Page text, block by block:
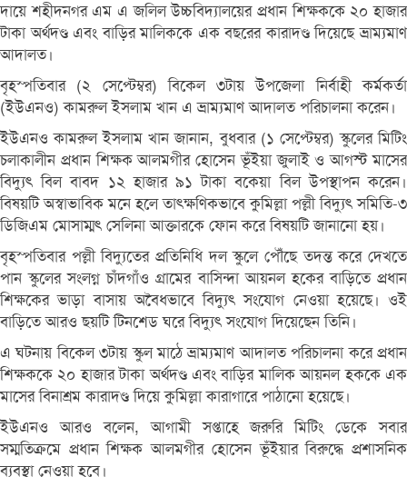
দায়ে শহীদনগর এম এ জলিল উচ্চবিদ্যালয়ের প্রধান শিক্ষককে ২০ হাজার
টাকা অর্থদণ্ড এবং বাড়ির মালিককে এক বছরের কারাদণ্ড দিয়েছে ভ্রাম্যমাণ
আদালত।
বৃহস্পতিবার (২ সেপ্টেম্বর) বিকেল ৩টায় উপজেলা নির্বাহী কর্মকর্তা
(ইউএনও) কামরুল ইসলাম খান এ ভ্রাম্যমাণ আদালত পরিচালনা করেন।
ইউএনও কামরুল ইসলাম খান জানান, বুধবার (১ সেপ্টেম্বর) স্কুলের মিটিং
চলাকালীন প্রধান শিক্ষক আলমগীর হোসেন ভূঁইয়া জুলাই ও আগস্ট মাসের
বিদ্যুৎ বিল বাবদ ১২ হাজার ৯১ টাকা বকেয়া বিল উপস্থাপন করেন।
বিষয়টি অস্বাভাবিক মনে হলে তাৎক্ষণিকভাবে কুমিল্লা পল্লী বিদ্যুৎ সমিতি-৩
ডিজিএম মোসাম্মৎ সেলিনা আক্তারকে ফোন করে বিষয়টি জানানো হয়।
বৃহস্পতিবার পল্লী বিদ্যুতের প্রতিনিধি দল স্কুলে পৌঁছে তদন্ত করে দেখতে
পান স্কুলের সংলগ্ন চাঁদগাঁও গ্রামের বাসিন্দা আয়নল হকের বাড়িতে প্রধান
শিক্ষকের ভাড়া বাসায় অবৈধভাবে বিদ্যুৎ সংযোগ নেওয়া হয়েছে। ওই
বাড়িতে আরও ছয়টি টিনশেড ঘরে বিদ্যুৎ সংযোগ দিয়েছেন তিনি।
এ ঘটনায় বিকেল ৩টায় স্কুল মাঠে ভ্রাম্যমাণ আদালত পরিচালনা করে প্রধান
শিক্ষককে ২০ হাজার টাকা অর্থদণ্ড এবং বাড়ির মালিক আয়নল হককে এক
মাসের বিনাশ্রম কারাদণ্ড দিয়ে কুমিল্লা কারাগারে পাঠানো হয়েছে।
ইউএনও আরও বলেন, আগামী সপ্তাহে জরুরি মিটিং ডেকে সবার
সম্মতিক্রমে প্রধান শিক্ষক আলমগীর হোসেন ভূঁইয়ার বিরুদ্ধে প্রশাসনিক
ব্যবস্থা নেওয়া হবে।